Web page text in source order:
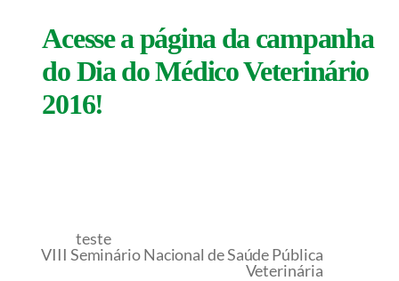
Acesse a página da campanha
do Dia do Médico Veterinário
2016!
teste
VIII Seminário Nacional de Saúde Pública
Veterinária